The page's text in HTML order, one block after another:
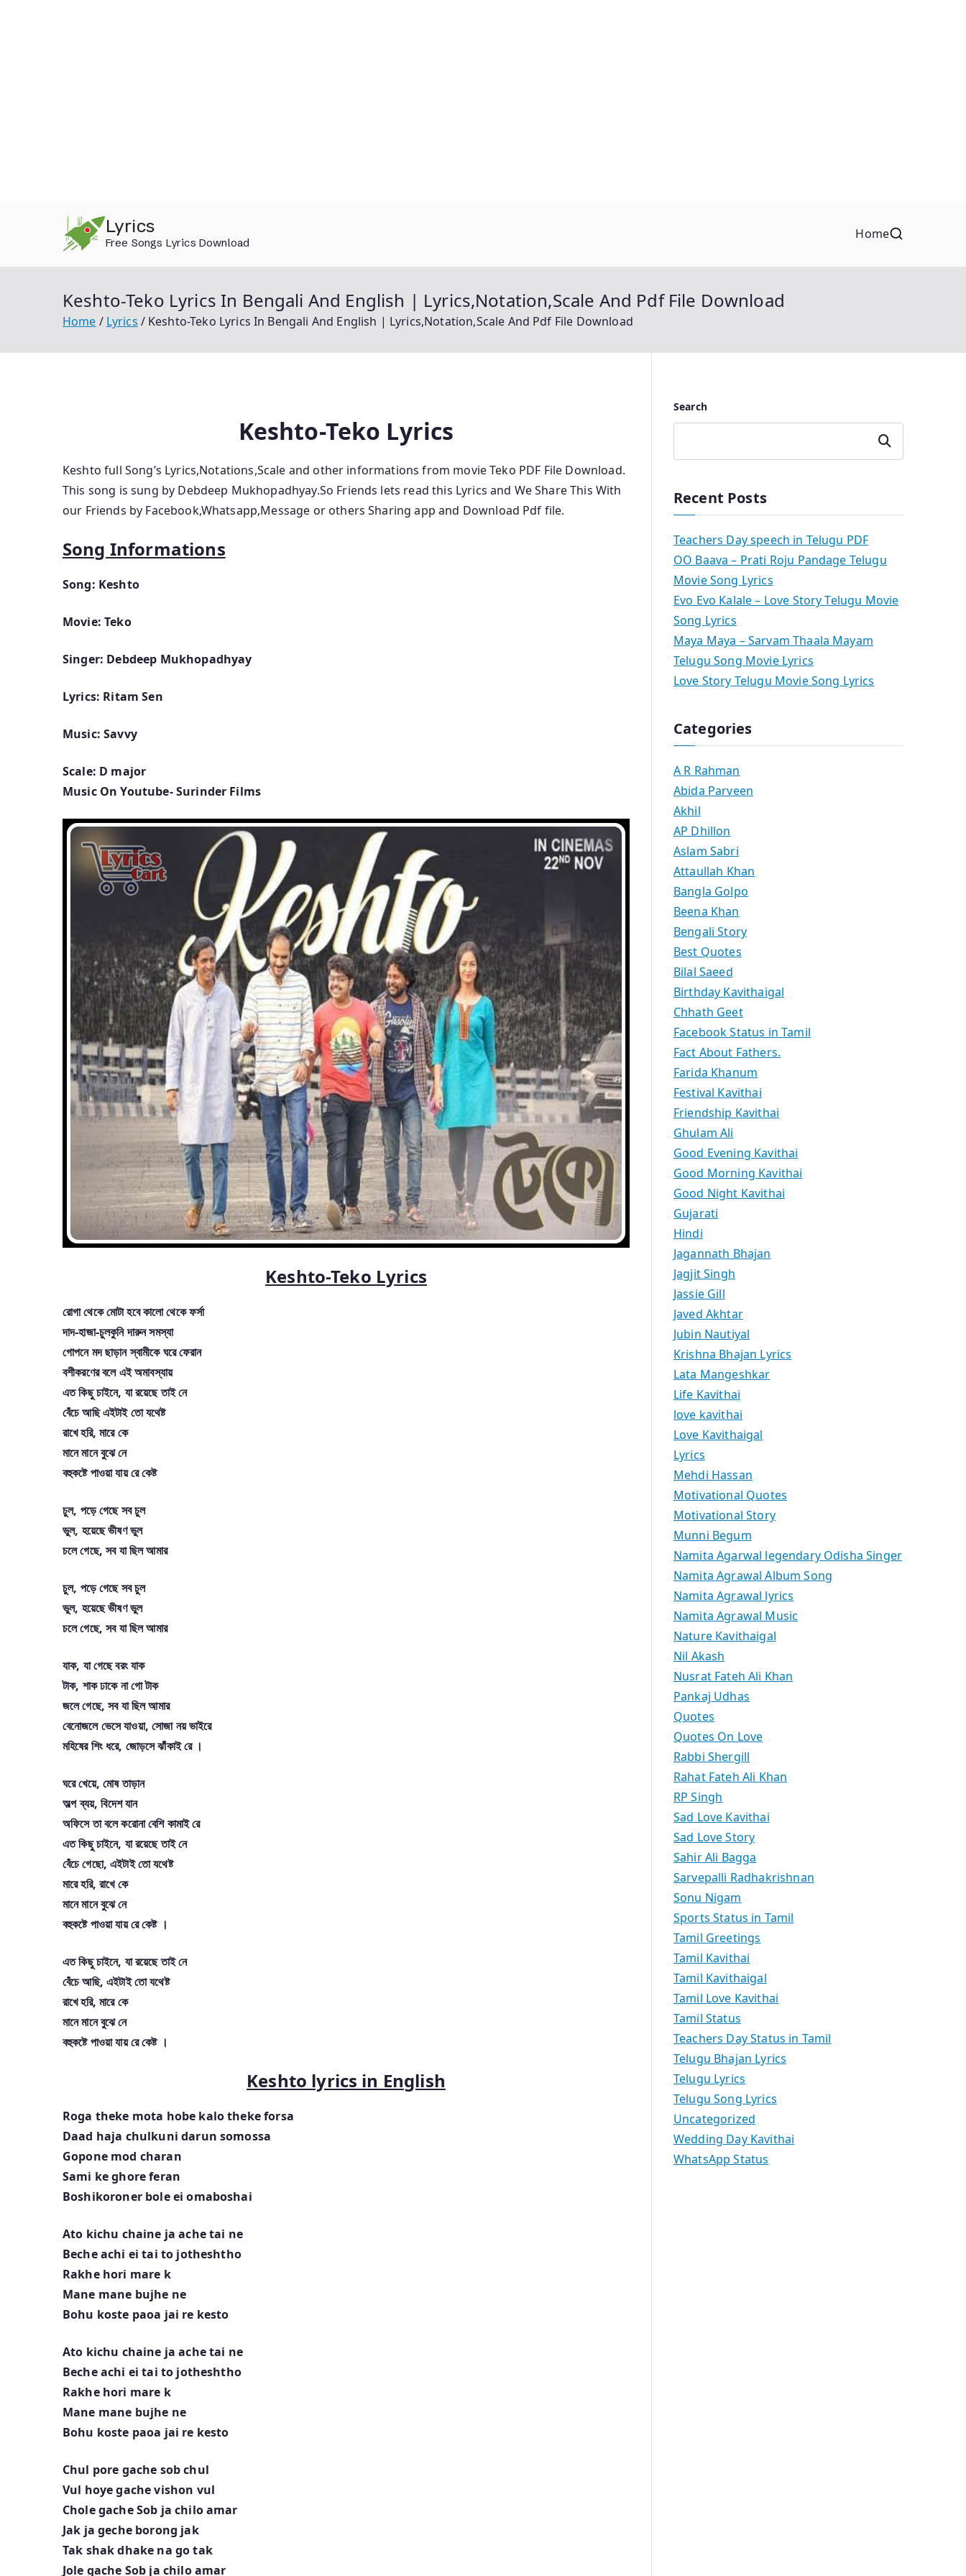
Lyrics
Free Songs Lyrics Download
Home
Keshto-Teko Lyrics In Bengali And English | Lyrics,Notation,Scale And Pdf File Download
Home Lyrics Keshto-Teko Lyrics In Bengali And English | Lyrics,Notation,Scale And Pdf File Download
Keshto-Teko Lyrics
Keshto full Song’s Lyrics,Notations,Scale and other informations from movie Teko PDF File Download.
This song is sung by Debdeep Mukhopadhyay.So Friends lets read this Lyrics and We Share This With
our Friends by Facebook,Whatsapp,Message or others Sharing app and Download Pdf file.
Song Informations
Song: Keshto
Movie: Teko
Singer: Debdeep Mukhopadhyay
Lyrics: Ritam Sen
Music: Savvy
Scale: D major
Music On Youtube- Surinder Films
Keshto-Teko Lyrics
রোগা থেকে মোটা হবে কালো থেকে ফর্সা
দাদ-হাজা-চুলকুনি দারুন সমস্যা
গোপনে মদ ছাড়ান স্বামীকে ঘরে ফেরান
বশীকরণের বলে এই অমাবস্যায়
এত কিছু চাইনে, যা রয়েছে তাই নে
বেঁচে আছি এইটাই তো যথেষ্ট
রাখে হরি, মারে কে
মানে মানে বুঝে নে
বহুকষ্টে পাওয়া যায় রে কেষ্ট
চুল, পড়ে গেছে সব চুল
ভুল, হয়েছে ভীষণ ভুল
চলে গেছে, সব যা ছিল আমার
চুল, পড়ে গেছে সব চুল
ভুল, হয়েছে ভীষণ ভুল
চলে গেছে, সব যা ছিল আমার
যাক, যা গেছে বরং যাক
টাক, শাক ঢাকে না গো টাক
জলে গেছে, সব যা ছিল আমার
বেনোজলে ভেসে যাওয়া, সোজা নয় ভাইরে
মহিষের শিং ধরে, জোড়সে ঝাঁকাই রে ।
ঘরে খেয়ে, মোষ তাড়ান
অল্প ব্যয়, বিদেশ যান
অফিসে তা বলে করোনা বেশি কামাই রে
এত কিছু চাইনে, যা রয়েছে তাই নে
বেঁচে গেছো, এইটাই তো যথেষ্ট
মারে হরি, রাখে কে
মানে মানে বুঝে নে
বহুকষ্টে পাওয়া যায় রে কেষ্ট ।
এত কিছু চাইনে, যা রয়েছে তাই নে
বেঁচে আছি, এইটাই তো যথেষ্ট
রাখে হরি, মারে কে
মানে মানে বুঝে নে
বহুকষ্টে পাওয়া যায় রে কেষ্ট ।
Keshto lyrics in English
Roga theke mota hobe kalo theke forsa
Daad haja chulkuni darun somossa
Gopone mod charan
Sami ke ghore feran
Boshikoroner bole ei omaboshai
Ato kichu chaine ja ache tai ne
Beche achi ei tai to jotheshtho
Rakhe hori mare k
Mane mane bujhe ne
Bohu koste paoa jai re kesto
Ato kichu chaine ja ache tai ne
Beche achi ei tai to jotheshtho
Rakhe hori mare k
Mane mane bujhe ne
Bohu koste paoa jai re kesto
Chul pore gache sob chul
Vul hoye gache vishon vul
Chole gache Sob ja chilo amar
Jak ja geche borong jak
Tak shak dhake na go tak
Jole gache Sob ja chilo amar
Search
Search
Recent Posts
Teachers Day speech in Telugu PDF
OO Baava – Prati Roju Pandage Telugu
Movie Song Lyrics
Evo Evo Kalale – Love Story Telugu Movie
Song Lyrics
Maya Maya – Sarvam Thaala Mayam
Telugu Song Movie Lyrics
Love Story Telugu Movie Song Lyrics
Categories
A R Rahman
Abida Parveen
Akhil
AP Dhillon
Aslam Sabri
Attaullah Khan
Bangla Golpo
Beena Khan
Bengali Story
Best Quotes
Bilal Saeed
Birthday Kavithaigal
Chhath Geet
Facebook Status in Tamil
Fact About Fathers.
Farida Khanum
Festival Kavithai
Friendship Kavithai
Ghulam Ali
Good Evening Kavithai
Good Morning Kavithai
Good Night Kavithai
Gujarati
Hindi
Jagannath Bhajan
Jagjit Singh
Jassie Gill
Javed Akhtar
Jubin Nautiyal
Krishna Bhajan Lyrics
Lata Mangeshkar
Life Kavithai
love kavithai
Love Kavithaigal
Lyrics
Mehdi Hassan
Motivational Quotes
Motivational Story
Munni Begum
Namita Agarwal legendary Odisha Singer
Namita Agrawal Album Song
Namita Agrawal lyrics
Namita Agrawal Music
Nature Kavithaigal
Nil Akash
Nusrat Fateh Ali Khan
Pankaj Udhas
Quotes
Quotes On Love
Rabbi Shergill
Rahat Fateh Ali Khan
RP Singh
Sad Love Kavithai
Sad Love Story
Sahir Ali Bagga
Sarvepalli Radhakrishnan
Sonu Nigam
Sports Status in Tamil
Tamil Greetings
Tamil Kavithai
Tamil Kavithaigal
Tamil Love Kavithai
Tamil Status
Teachers Day Status in Tamil
Telugu Bhajan Lyrics
Telugu Lyrics
Telugu Song Lyrics
Uncategorized
Wedding Day Kavithai
WhatsApp Status